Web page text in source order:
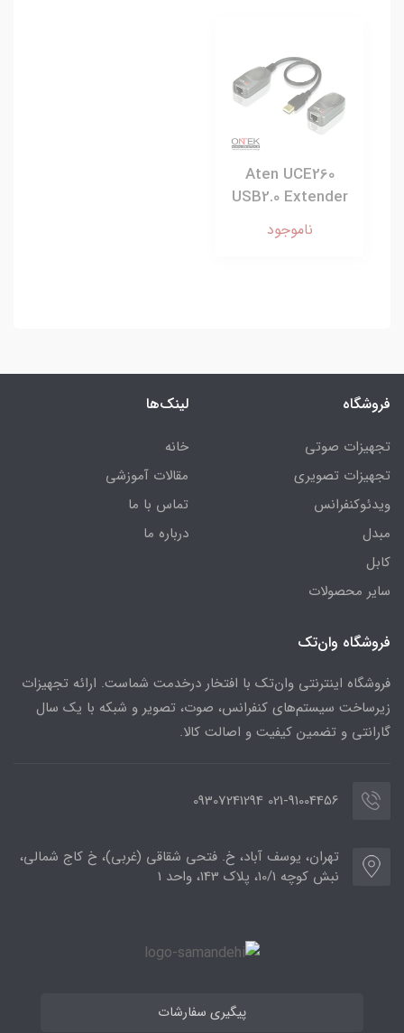
Aten UCE260
USB2.0 Extender
ناموجود
فروشگاه
تجهیزات صوتی
تجهیزات تصویری
ویدئوکنفرانس
مبدل
کابل
سایر محصولات
لینک‌ها
خانه
مقالات آموزشی
تماس با ما
درباره ما
فروشگاه وان‌تک
فروشگاه اینترنتی وان‌تک با افتخار درخدمت شماست. ارائه تجهیزات
زیرساخت سیستم‌های کنفرانس، صوت، تصویر و شبکه با یک سال
گارانتی و تضمین کیفیت و اصالت کالا.
021-91004456 09307241294
تهران، یوسف آباد، خ. فتحی شقاقی (غربی)، خ کاج شمالی،
نبش کوچه 10/1، پلاک 143، واحد 1
پیگیری سفارشات